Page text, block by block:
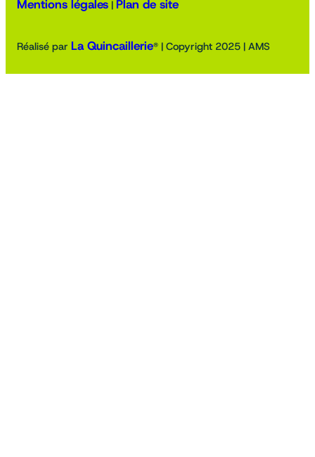
Mentions légales | Plan de site
Réalisé par La Quincaillerie® | Copyright 2025 | AMS